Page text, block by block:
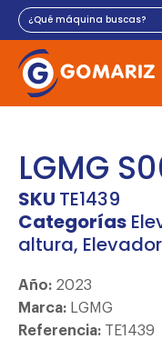
LGMG
SKU TE1439
Categorías
altura,
Año: 2023
Marca: LGMG
Referencia: TE1439